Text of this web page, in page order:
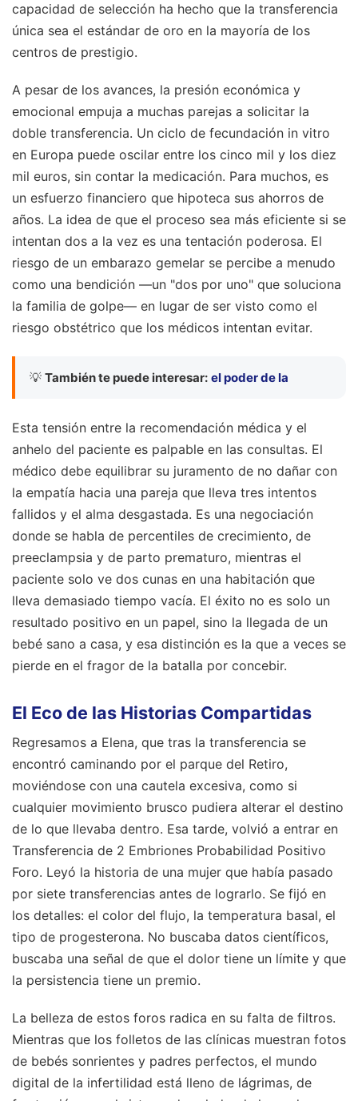
capacidad de selección ha hecho que la transferencia
única sea el estándar de oro en la mayoría de los
centros de prestigio.
A pesar de los avances, la presión económica y
emocional empuja a muchas parejas a solicitar la
doble transferencia. Un ciclo de fecundación in vitro
en Europa puede oscilar entre los cinco mil y los diez
mil euros, sin contar la medicación. Para muchos, es
un esfuerzo financiero que hipoteca sus ahorros de
años. La idea de que el proceso sea más eficiente si se
intentan dos a la vez es una tentación poderosa. El
riesgo de un embarazo gemelar se percibe a menudo
como una bendición —un "dos por uno" que soluciona
la familia de golpe— en lugar de ser visto como el
riesgo obstétrico que los médicos intentan evitar.
💡 También te puede interesar: el poder de la
Esta tensión entre la recomendación médica y el
anhelo del paciente es palpable en las consultas. El
médico debe equilibrar su juramento de no dañar con
la empatía hacia una pareja que lleva tres intentos
fallidos y el alma desgastada. Es una negociación
donde se habla de percentiles de crecimiento, de
preeclampsia y de parto prematuro, mientras el
paciente solo ve dos cunas en una habitación que
lleva demasiado tiempo vacía. El éxito no es solo un
resultado positivo en un papel, sino la llegada de un
bebé sano a casa, y esa distinción es la que a veces se
pierde en el fragor de la batalla por concebir.
El Eco de las Historias Compartidas
Regresamos a Elena, que tras la transferencia se
encontró caminando por el parque del Retiro,
moviéndose con una cautela excesiva, como si
cualquier movimiento brusco pudiera alterar el destino
de lo que llevaba dentro. Esa tarde, volvió a entrar en
Transferencia de 2 Embriones Probabilidad Positivo
Foro. Leyó la historia de una mujer que había pasado
por siete transferencias antes de lograrlo. Se fijó en
los detalles: el color del flujo, la temperatura basal, el
tipo de progesterona. No buscaba datos científicos,
buscaba una señal de que el dolor tiene un límite y que
la persistencia tiene un premio.
La belleza de estos foros radica en su falta de filtros.
Mientras que los folletos de las clínicas muestran fotos
de bebés sonrientes y padres perfectos, el mundo
digital de la infertilidad está lleno de lágrimas, de